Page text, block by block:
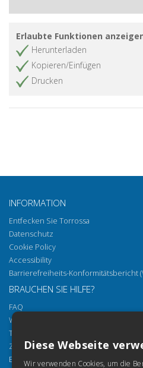
Erlaubte Funktionen
Herunterladen
Kopieren/Einfügen
Drucken
INFORMATION
Entfecken Sie Torrossa
Datenschutz
Cookie Policy
Accessibility
Barrierefreiheits-Konformitätsbericht
BRAUCHEN SIE HILFE?
FAQ
Wie öffnen Sie unsere Dokumente
Torrossa Reader
Zugriffsmöglichkeiten
Email:helpdesk@torrossa.com
Diese Webseite
Wir verwenden Cookies, um die